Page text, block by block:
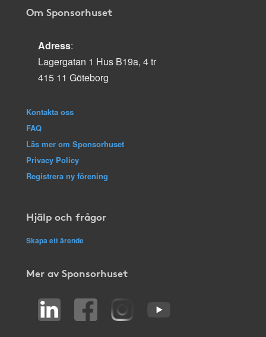
Om Sponsorhuset
Adress:
Lagergatan 1 Hus B19a, 4 tr
415 11 Göteborg
Kontakta oss
FAQ
Läs mer om Sponsorhuset
Privacy Policy
Registrera ny förening
Hjälp och frågor
Skapa ett ärende
Mer av Sponsorhuset